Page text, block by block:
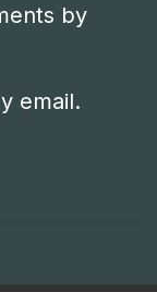
by
email.